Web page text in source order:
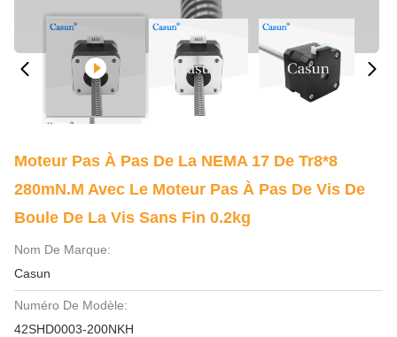
Moteur Pas À Pas De La NEMA 17 De Tr8*8
280mN.M Avec Le Moteur Pas À Pas De Vis De
Boule De La Vis Sans Fin 0.2kg
Nom De Marque:
Casun
Numéro De Modèle:
42SHD0003-200NKH